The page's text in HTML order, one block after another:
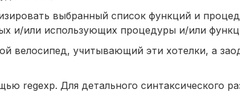
выбранный список функций и
и/или использующих процедуры и/или
велосипед, учитывающий эти хотелки, а
regexp. Для детального синтаксического